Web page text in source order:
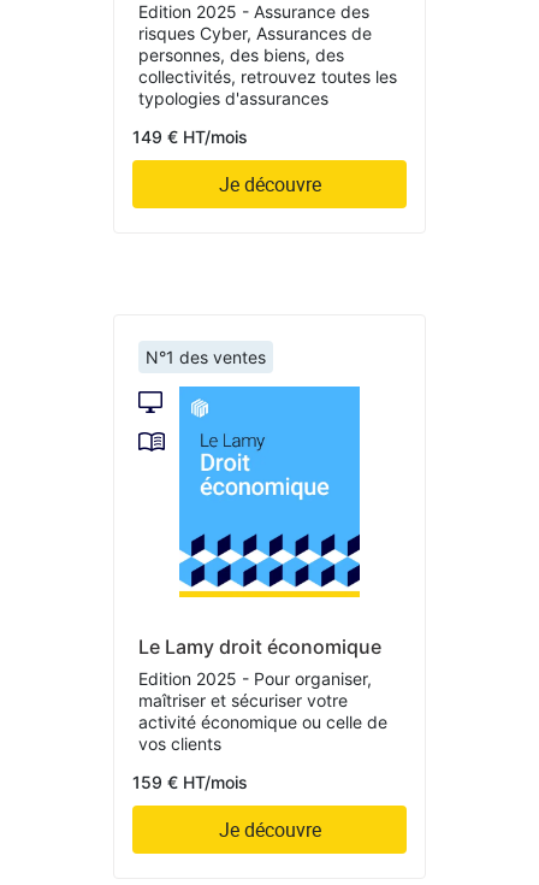
Edition 2025 - Assurance des
risques Cyber, Assurances de
personnes, des biens, des
collectivités, retrouvez toutes les
typologies d'assurances
149 € HT/mois
Je découvre
N°1 des ventes
Le Lamy droit économique
Edition 2025 - Pour organiser,
maîtriser et sécuriser votre
activité économique ou celle de
vos clients
159 € HT/mois
Je découvre